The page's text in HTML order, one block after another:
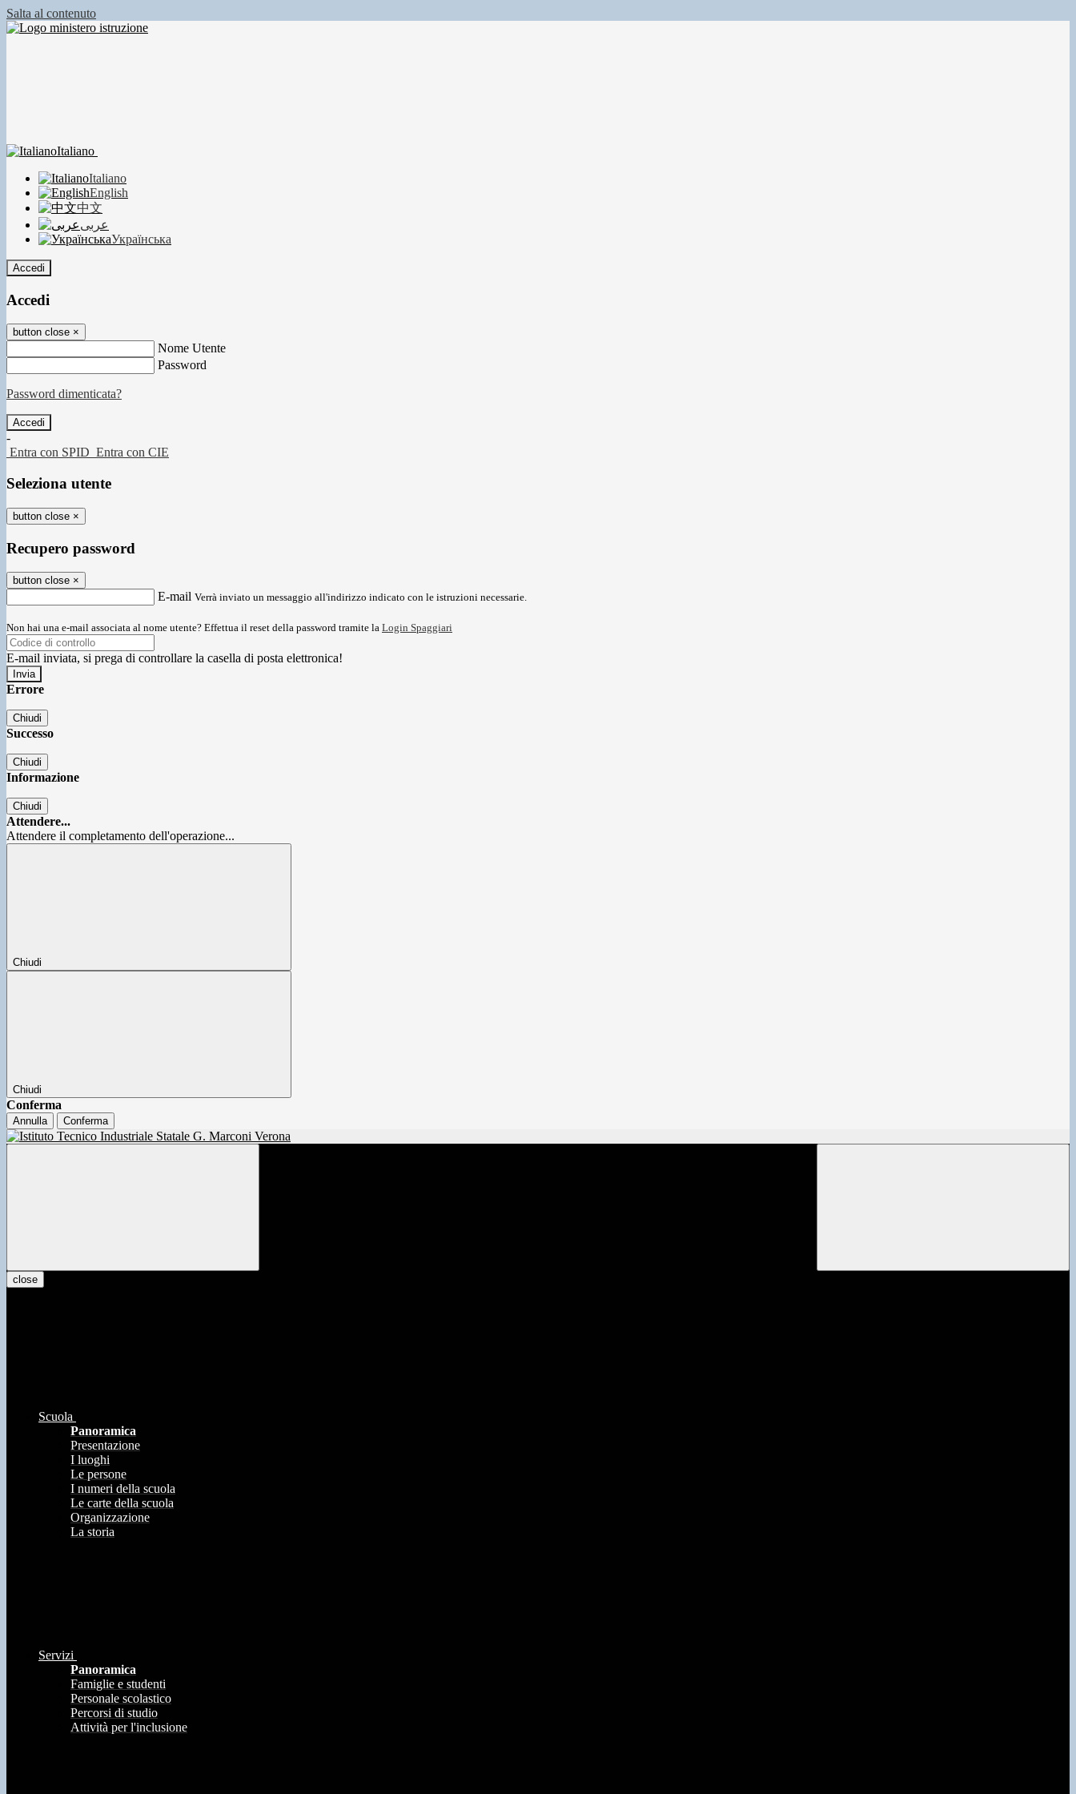
Salta al contenuto
Italiano
Italiano
English
中文
عربى
Українська
Accedi
Accedi
button close ×
Nome Utente
Password
Password dimenticata?
-
Entra con SPID Entra con CIE
Seleziona utente
button close ×
Recupero password
button close ×
E-mail Verrà inviato un messaggio all'indirizzo indicato con le istruzioni necessarie.
Non hai una e-mail associata al nome utente? Effettua il reset della password tramite la Login Spaggiari
E-mail inviata, si prega di controllare la casella di posta elettronica!
Errore
Chiudi
Successo
Chiudi
Informazione
Chiudi
Attendere...
Attendere il completamento dell'operazione...
Chiudi
Chiudi
Conferma
Annulla Conferma
close
Scuola
Panoramica
Presentazione
I luoghi
Le persone
I numeri della scuola
Le carte della scuola
Organizzazione
La storia
Servizi
Panoramica
Famiglie e studenti
Personale scolastico
Percorsi di studio
Attività per l'inclusione